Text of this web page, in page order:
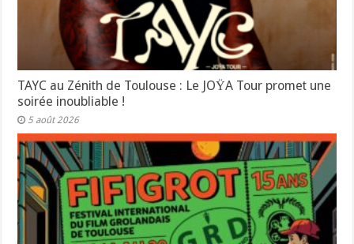
TAYC au Zénith de Toulouse : Le JOŸA Tour promet une
soirée inoubliable !
5 août 2026